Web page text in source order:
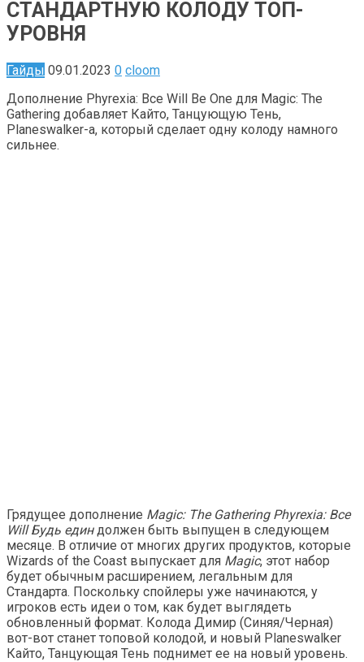
СТАНДАРТНУЮ КОЛОДУ ТОП-
УРОВНЯ
Гайды 09.01.2023 0 cloom
Дополнение Phyrexia: Все Will Be One для Magic: The
Gathering добавляет Кайто, Танцующую Тень,
Planeswalker-а, который сделает одну колоду намного
сильнее.
Грядущее дополнение Magic: The Gathering Phyrexia: Все
Will Будь един должен быть выпущен в следующем
месяце. В отличие от многих других продуктов, которые
Wizards of the Coast выпускает для Magic, этот набор
будет обычным расширением, легальным для
Стандарта. Поскольку спойлеры уже начинаются, у
игроков есть идеи о том, как будет выглядеть
обновленный формат. Колода Димир (Синяя/Черная)
вот-вот станет топовой колодой, и новый Planeswalker
Кайто, Танцующая Тень поднимет ее на новый уровень.